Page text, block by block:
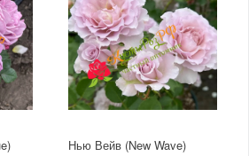
Нью Вейв (New Wave)